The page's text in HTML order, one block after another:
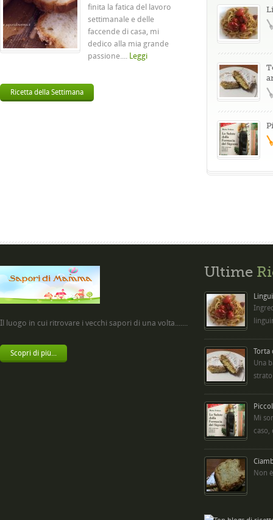
finita la fatica del lavoro
settimanale e delle
faccende di casa, mi
dedico alla mia grande
passione.... Leggi
Ricetta della Settimana
Il luogo in cui ritrovare i vecchi sapori di una volta.......
Scopri di più...
Ultime
Torta
Una
Mi
caso,
Non